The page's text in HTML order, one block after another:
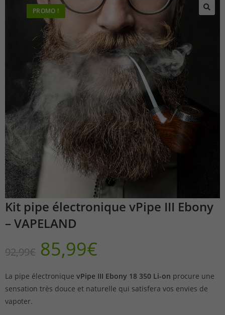
PROMO !
Kit pipe électronique vPipe III Ebony
– VAPELAND
92,99€ 85,99€
La pipe électronique vPipe III Ebony 18 350 Li-on procure une
sensation très douce et naturelle qui satisfera vos envies de
vapoter.